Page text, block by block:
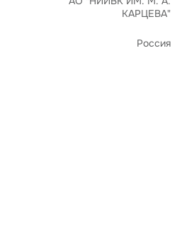
КАРЦЕВА"
Россия